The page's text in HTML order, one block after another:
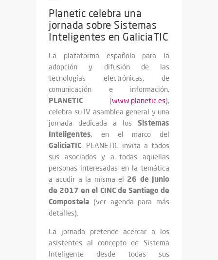
Planetic celebra una
jornada sobre Sistemas
Inteligentes en GaliciaTIC
La plataforma española para la
adopción y difusión de las
tecnologías electrónicas, de
comunicación e información,
PLANETIC (www.planetic.es),
celebra su IV asamblea general y una
jornada dedicada a los Sistemas
Inteligentes, en el marco del
GaliciaTIC. PLANETIC invita a todos
sus asociados y a todas aquellas
personas interesadas en la temática
a acudir a la misma el 26 de Junio
de 2017 en el CINC de Santiago de
Compostela (ver agenda para más
detalles).
La jornada pretende acercar a los
asistentes al concepto de Sistema
Inteligente desde todas sus